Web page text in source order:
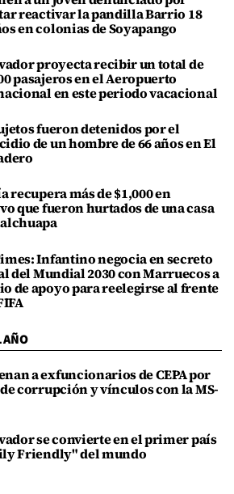
reactivar la pandilla Barrio 18
en colonias de Soyapango
proyecta recibir un total de
pasajeros en el Aeropuerto
en este periodo vacacional
fueron detenidos por el
de un hombre de 66 años en El
recupera más de $1,000 en
que fueron hurtados de una casa
Infantino negocia en secreto
del Mundial 2030 con Marruecos a
de apoyo para reelegirse al frente
AÑO
a exfuncionarios de CEPA por
corrupción y vínculos con la MS-
se convierte en el primer país
Friendly" del mundo